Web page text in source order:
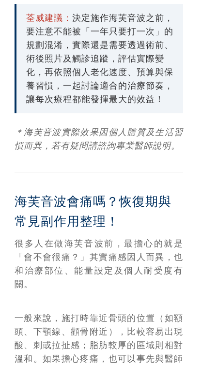
荃威建議： 決定施作海芙音波之前，
要注意不能被「一年只要打一次」的
規劃混淆，實際還是需要透過術前、
術後照片及觸診追蹤，評估實際變
化，再依照個人老化速度、預算與保
養習慣，一起討論適合的治療節奏，
讓每次療程都能發揮最大的效益！
＊海芙音波實際效果因個人體質及生活習
慣而異，若有疑問請諮詢專業醫師說明。
海芙音波會痛嗎？恢復期與
常見副作用整理！
很多人在做海芙音波前，最擔心的就是
「會不會很痛？」其實痛感因人而異，也
和治療部位、能量設定及個人耐受度有
關。
一般來說，施打時靠近骨頭的位置（如額
頭、下顎線、顴骨附近），比較容易出現
酸、刺或拉扯感；脂肪較厚的區域則相對
溫和。如果擔心疼痛，也可以事先與醫師